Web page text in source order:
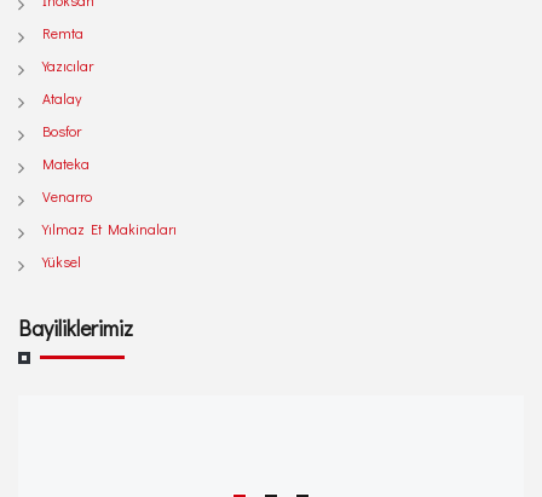
Remta
Yazıcılar
Atalay
Bosfor
Mateka
Venarro
Yılmaz Et Makinaları
Yüksel
Bayiliklerimiz